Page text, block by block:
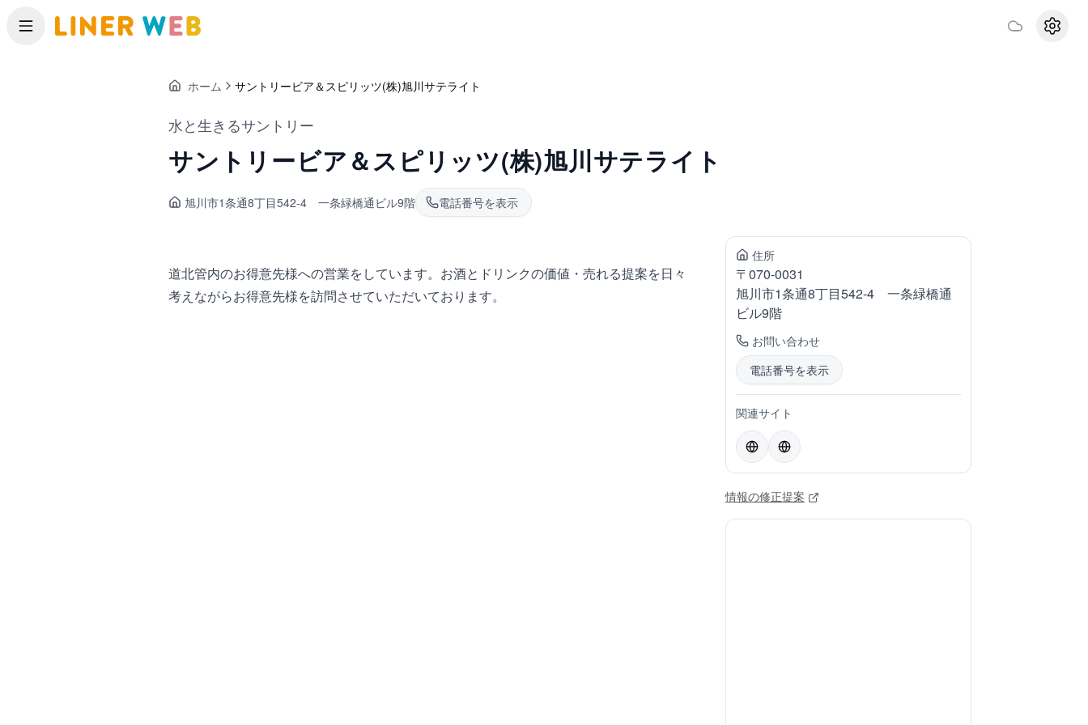
メニュー 設定
ホーム サントリービア＆スピリッツ(株)旭川サテライト
水と生きるサントリー
サントリービア＆スピリッツ(株)旭川サテライト
旭川市1条通8丁目542-4 一条緑橋通ビル9階 電話番号を表示
道北管内のお得意先様への営業をしています。お酒とドリンクの価値・売れる提案を日々
考えながらお得意先様を訪問させていただいております。
住所
〒070-0031
旭川市1条通8丁目542-4 一条緑橋通
ビル9階
お問い合わせ
電話番号を表示
関連サイト
情報の修正提案